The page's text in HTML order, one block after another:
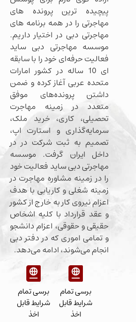
ترین پرونده های
را در همه برنامه های
دبی در اختیار داریم.
مهاجرتی دبی ساید
حرفه‌ای خود را با سابقه
ای 10 ساله در کشور امارات
عربی آغاز کرده و ضمن
پرونده‌های موفق
در زمینه مهاجرت
کاری، خرید ملک،
و استارت اپ،
به ثبت شرکت در در
ایران گرفت. موسسه
دبی ساید فعالیت خود
در زمینه مشاوره مهاجرت در
شغلی و کاریابی با هدف
نیروی کار به خارج از کشور
قرارداد با کلیه اشخاص
و حقوقی، اعزام دانشجو
اموری که در دفتر دبی
می‌شوند، ادامه می‌دهد.
برسی تمام
شرایط قابل
اخذ